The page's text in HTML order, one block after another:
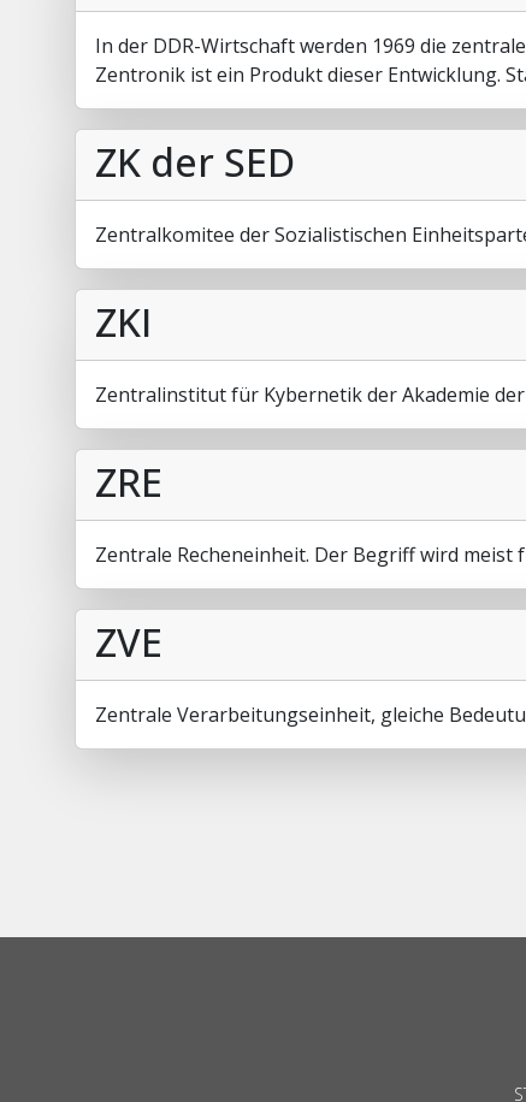
In der DDR-Wirtschaft werden 1969 die
Zentronik ist ein Produkt dieser Entwicklung.
ZK der SED
Zentralkomitee der Sozialistischen
ZKI
Zentralinstitut für Kybernetik der Akademie
ZRE
Zentrale Recheneinheit. Der Begriff wird
ZVE
Zentrale Verarbeitungseinheit, gleiche